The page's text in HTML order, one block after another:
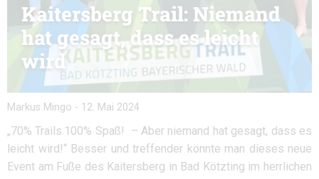
Kaitersberg Trail: Niemand
hat gesagt, dass es leicht
wird
Markus Mingo - 12. Mai 2024
„70% Trails.100% Spaß! – Aber niemand hat gesagt, dass es
leicht wird!“ Besser und treffender könnte man dieses neue
Event am Fuße des Kaitersberg in Bad Kötzting im herrlichen